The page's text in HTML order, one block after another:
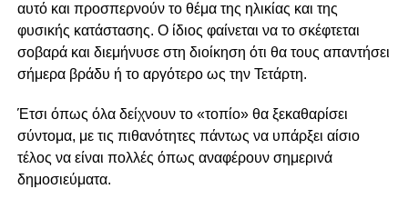
αυτό και προσπερνούν το θέμα της ηλικίας και της
φυσικής κατάστασης. Ο ίδιος φαίνεται να το σκέφτεται
σοβαρά και διεμήνυσε στη διοίκηση ότι θα τους απαντήσει
σήμερα βράδυ ή το αργότερο ως την Τετάρτη.
Έτσι όπως όλα δείχνουν το «τοπίο» θα ξεκαθαρίσει
σύντομα, με τις πιθανότητες πάντως να υπάρξει αίσιο
τέλος να είναι πολλές όπως αναφέρουν σημερινά
δημοσιεύματα.